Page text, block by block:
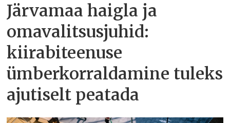
Järvamaa haigla ja
omavalitsusjuhid:
kiirabiteenuse
ümberkorraldamine tuleks
ajutiselt peatada